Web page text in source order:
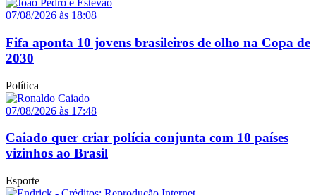
07/08/2026 às 18:08
Fifa aponta 10 jovens brasileiros de olho na Copa de
2030
Política
07/08/2026 às 17:48
Caiado quer criar polícia conjunta com 10 países
vizinhos ao Brasil
Esporte